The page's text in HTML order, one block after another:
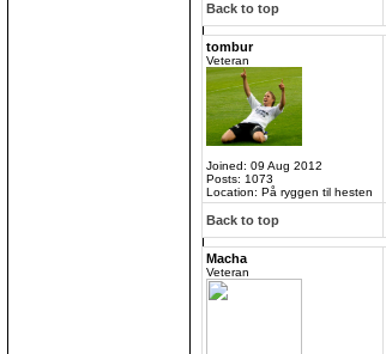
Back to top
tombur
Veteran
Joined: 09 Aug 2012
Posts: 1073
Location: På ryggen til hesten
Back to top
Macha
Veteran